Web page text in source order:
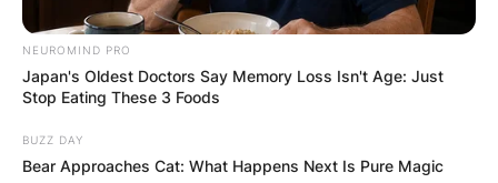
NEUROMIND PRO
Japan's Oldest Doctors Say Memory Loss Isn't Age: Just
Stop Eating These 3 Foods
BUZZ DAY
Bear Approaches Cat: What Happens Next Is Pure Magic